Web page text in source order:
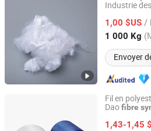
Industrie
1,00 $US /
1 000 Kg
Envoyer
Hebei Junye Fiber Co., Ltd.
Hebei, China Depuis
Fil en
Daofibre
1,43-1,45
ZHEJIANG GUXIANDAO